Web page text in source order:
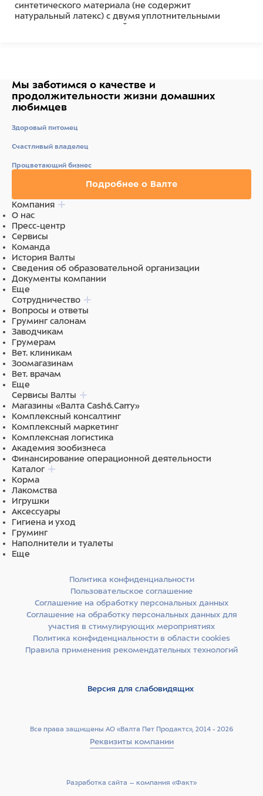
синтетического материала (не содержит
натуральный латекс) с двумя уплотнительными
кольцами для медленной аспирации или введения
Мы заботимся о качестве и
продолжительности жизни домашних
любимцев
Здоровый питомец
Счастливый владелец
Процветающий бизнес
Подробнее о Валте
Компания
О нас
Пресс-центр
Сервисы
Команда
История Валты
Сведения об образовательной организации
Документы компании
Еще
Сотрудничество
Вопросы и ответы
Груминг салонам
Заводчикам
Грумерам
Вет. клиникам
Зоомагазинам
Вет. врачам
Еще
Сервисы Валты
Магазины «Валта Cash&Carry»
Комплексный консалтинг
Комплексный маркетинг
Комплексная логистика
Академия зообизнеса
Финансирование операционной деятельности
Каталог
Корма
Лакомства
Игрушки
Аксессуары
Гигиена и уход
Груминг
Наполнители и туалеты
Еще
Все права защищены АО «Валта Пет Продактс», 2014 - 2026
Реквизиты компании
Политика конфиденциальности
Пользовательское соглашение
Соглашение на обработку персональных данных
Соглашение на обработку персональных данных для
участия в стимулирующих мероприятиях
Политика конфиденциальности в области cookies
Правила применения рекомендательных технологий
Версия для слабовидящих
Разработка сайта –­ компания «Факт»